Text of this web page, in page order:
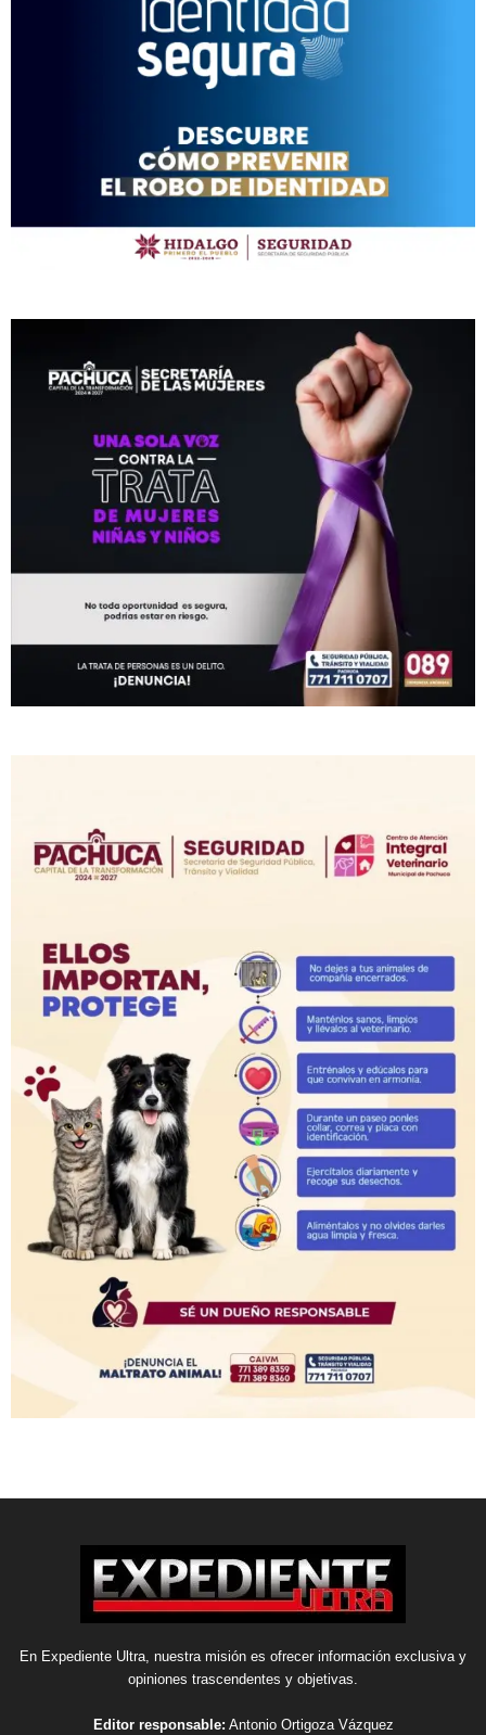
En Expediente Ultra, nuestra misión es ofrecer información exclusiva y
opiniones trascendentes y objetivas.
Editor responsable: Antonio Ortigoza Vázquez